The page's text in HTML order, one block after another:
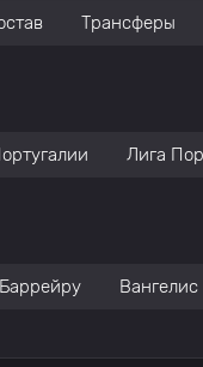
Трансферы
Лига